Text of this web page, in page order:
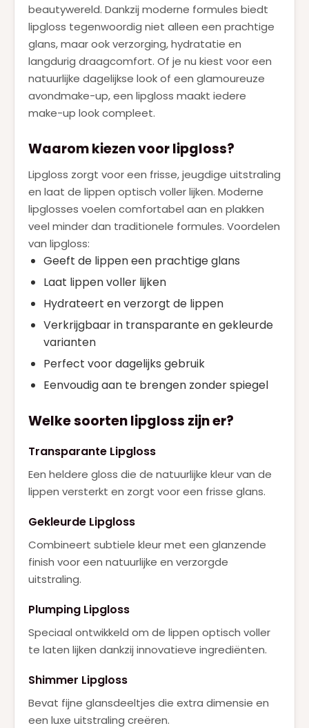
beautywereld. Dankzij moderne formules biedt
lipgloss tegenwoordig niet alleen een prachtige
glans, maar ook verzorging, hydratatie en
langdurig draagcomfort. Of je nu kiest voor een
natuurlijke dagelijkse look of een glamoureuze
avondmake-up, een lipgloss maakt iedere
make-up look compleet.
Waarom kiezen voor lipgloss?
Lipgloss zorgt voor een frisse, jeugdige uitstraling
en laat de lippen optisch voller lijken. Moderne
lipglosses voelen comfortabel aan en plakken
veel minder dan traditionele formules. Voordelen
van lipgloss:
Geeft de lippen een prachtige glans
Laat lippen voller lijken
Hydrateert en verzorgt de lippen
Verkrijgbaar in transparante en gekleurde
varianten
Perfect voor dagelijks gebruik
Eenvoudig aan te brengen zonder spiegel
Welke soorten lipgloss zijn er?
Transparante Lipgloss
Een heldere gloss die de natuurlijke kleur van de
lippen versterkt en zorgt voor een frisse glans.
Gekleurde Lipgloss
Combineert subtiele kleur met een glanzende
finish voor een natuurlijke en verzorgde
uitstraling.
Plumping Lipgloss
Speciaal ontwikkeld om de lippen optisch voller
te laten lijken dankzij innovatieve ingrediënten.
Shimmer Lipgloss
Bevat fijne glansdeeltjes die extra dimensie en
een luxe uitstraling creëren.